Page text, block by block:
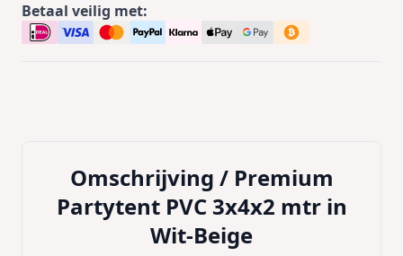
Betaal veilig met:
Omschrijving / Premium
Partytent PVC 3x4x2 mtr in
Wit-Beige